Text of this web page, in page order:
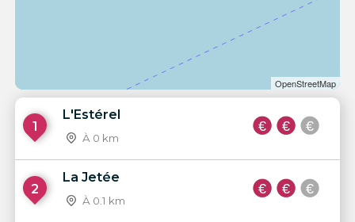
OpenStreetMap
1
L'Estérel
À 0 km
2
La Jetée
À 0.1 km